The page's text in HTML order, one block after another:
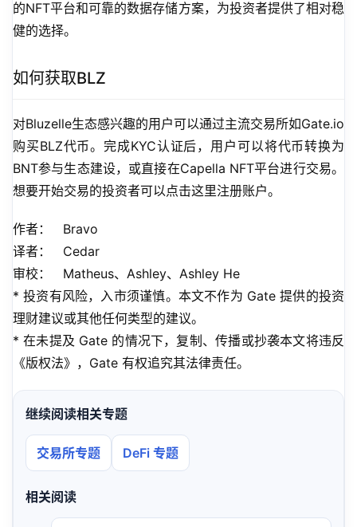
的NFT平台和可靠的数据存储方案，为投资者提供了相对稳
健的选择。
如何获取BLZ
对Bluzelle生态感兴趣的用户可以通过主流交易所如Gate.io
购买BLZ代币。完成KYC认证后，用户可以将代币转换为
BNT参与生态建设，或直接在Capella NFT平台进行交易。
想要开始交易的投资者可以点击这里注册账户。
作者：   Bravo
译者：   Cedar
审校：   Matheus、Ashley、Ashley He
* 投资有风险，入市须谨慎。本文不作为 Gate 提供的投资
理财建议或其他任何类型的建议。
* 在未提及 Gate 的情况下，复制、传播或抄袭本文将违反
《版权法》，Gate 有权追究其法律责任。
继续阅读相关专题
交易所专题 DeFi 专题
相关阅读